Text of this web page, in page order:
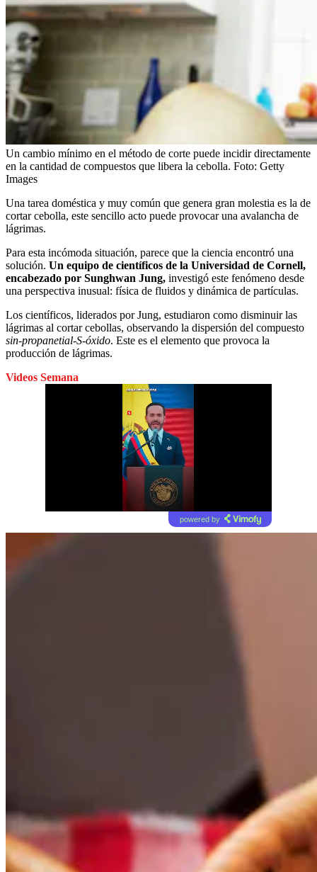
Un cambio mínimo en el método de corte puede incidir directamente
en la cantidad de compuestos que libera la cebolla. Foto: Getty
Images
Una tarea doméstica y muy común que genera gran molestia es la de
cortar cebolla, este sencillo acto puede provocar una avalancha de
lágrimas.
Para esta incómoda situación, parece que la ciencia encontró una
solución. Un equipo de científicos de la Universidad de Cornell,
encabezado por Sunghwan Jung, investigó este fenómeno desde
una perspectiva inusual: física de fluidos y dinámica de partículas.
Los científicos, liderados por Jung, estudiaron como disminuir las
lágrimas al cortar cebollas, observando la dispersión del compuesto
sin-propanetial-S-óxido. Este es el elemento que provoca la
producción de lágrimas.
Videos Semana
powered by